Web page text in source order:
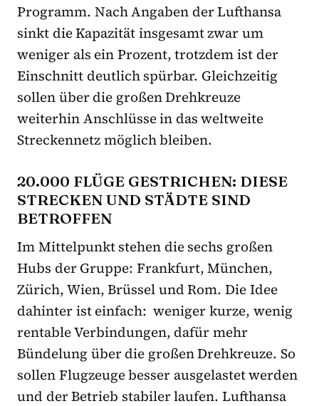
Programm. Nach Angaben der Lufthansa
sinkt die Kapazität insgesamt zwar um
weniger als ein Prozent, trotzdem ist der
Einschnitt deutlich spürbar. Gleichzeitig
sollen über die großen Drehkreuze
weiterhin Anschlüsse in das weltweite
Streckennetz möglich bleiben.
20.000 FLÜGE GESTRICHEN: DIESE
STRECKEN UND STÄDTE SIND
BETROFFEN
Im Mittelpunkt stehen die sechs großen
Hubs der Gruppe: Frankfurt, München,
Zürich, Wien, Brüssel und Rom. Die Idee
dahinter ist einfach: weniger kurze, wenig
rentable Verbindungen, dafür mehr
Bündelung über die großen Drehkreuze. So
sollen Flugzeuge besser ausgelastet werden
und der Betrieb stabiler laufen. Lufthansa